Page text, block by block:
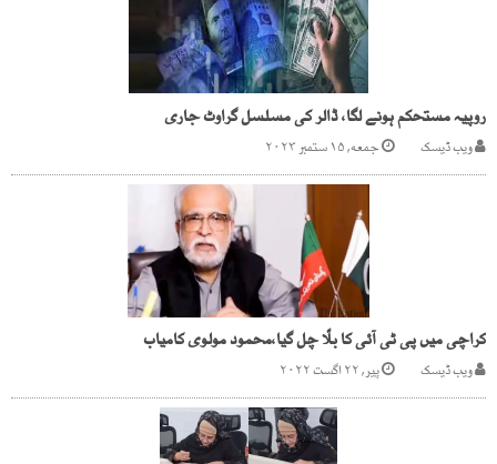
روپیہ مستحکم ہونے لگا، ڈالر کی مسلسل گراوٹ جاری
ویب ڈیسک جمعه, ۱۵ ستمبر ۲۰۲۳
کراچی میں پی ٹی آئی کا بلّا چل گیا،محمود مولوی کامیاب
ویب ڈیسک پیر, ۲۲ اگست ۲۰۲۲